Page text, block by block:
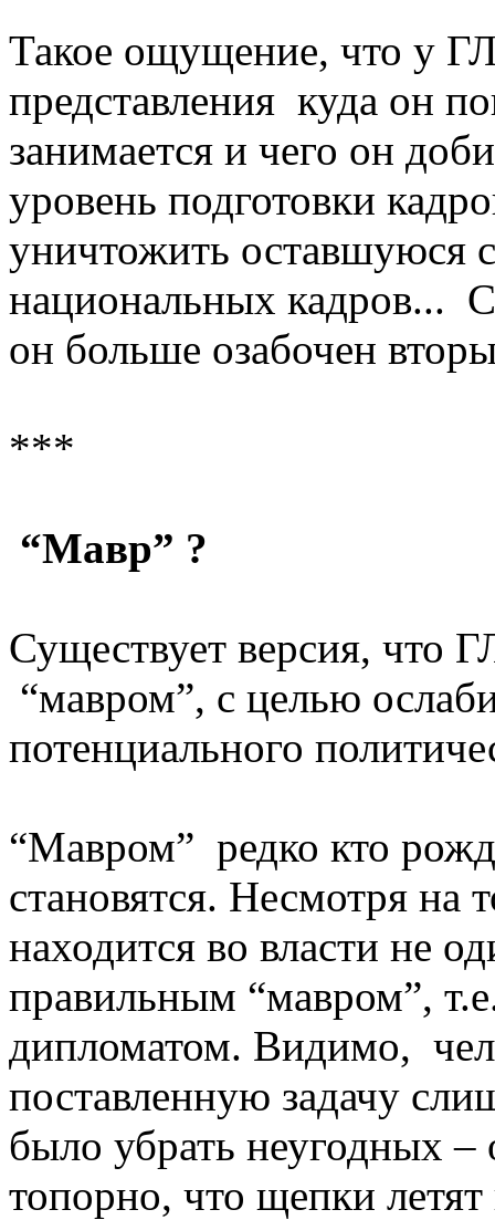
Такое ощущение, что у
представления куда он
занимается и чего он
уровень подготовки
уничтожить оставшуюся
национальных кадров...
он больше озабочен
***
“Мавр” ?
Существует версия, что
“мавром”, с целью
потенциального
“Мавром” редко кто
становятся. Несмотря
находится во власти не
правильным “мавром”,
дипломатом. Видимо,
поставленную задачу
было убрать неугодных –
топорно, что щепки